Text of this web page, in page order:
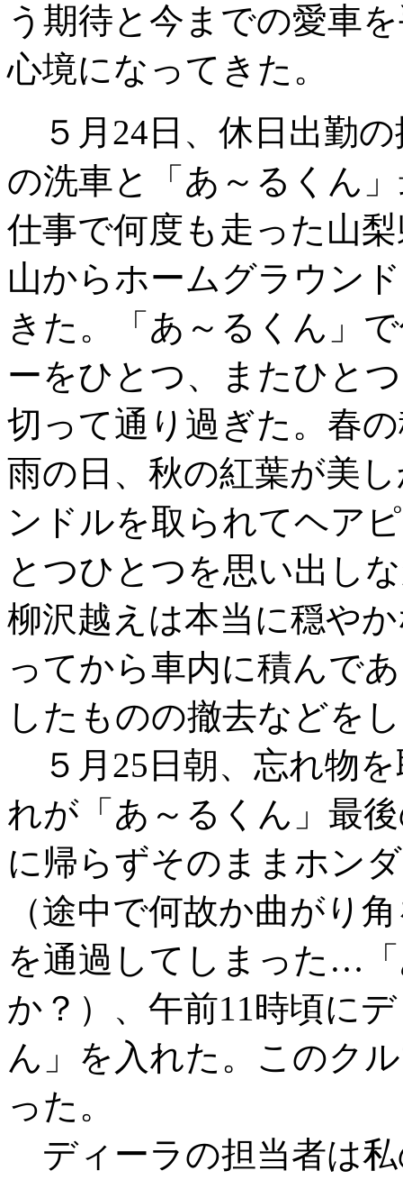
う期待と今までの愛車
心境になってきた。
５月24日、休日出勤
の洗車と「あ～るくん
仕事で何度も走った山
山からホームグラウン
きた。「あ～るくん」
ーをひとつ、またひと
切って通り過ぎた。春
雨の日、秋の紅葉が美
ンドルを取られてヘア
とつひとつを思い出し
柳沢越えは本当に穏や
ってから車内に積んで
したものの撤去などを
５月25日朝、忘れ物
れが「あ～るくん」最
に帰らずそのままホン
（途中で何故か曲がり
を通過してしまった…
か？）、午前11時頃に
ん」を入れた。このク
った。
ディーラの担当者は